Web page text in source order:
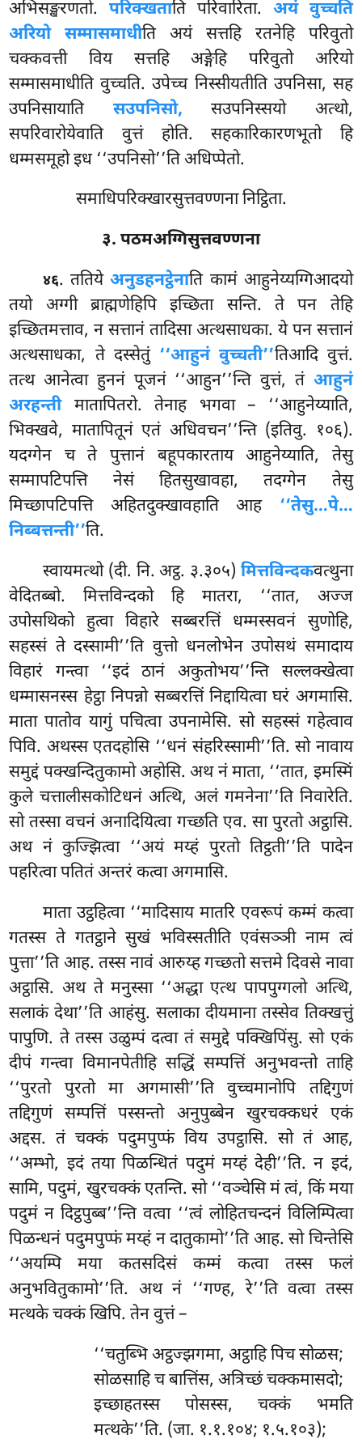
अभिसङ्खरणतो.परिक्खताति परिवारिता. अयं वुच्चति
अरियो सम्मासमाधीति अयं सत्तहि रतनेहि परिवुतो
चक्कवत्ती विय सत्तहि अङ्गेहि परिवुतो अरियो
सम्मासमाधीति वुच्चति. उपेच्च निस्सीयतीति उपनिसा, सह
उपनिसायाति सउपनिसो, सउपनिस्सयो अत्थो,
सपरिवारोयेवाति वुत्तं होति. सहकारिकारणभूतो हि
धम्मसमूहो इध ‘‘उपनिसो’’ति अधिप्पेतो.
समाधिपरिक्खारसुत्तवण्णना निट्ठिता.
३. पठमअग्गिसुत्तवण्णना
४६. ततियेअनुडहनट्ठेनाति कामं आहुनेय्यग्गिआदयो
तयो अग्गी ब्राह्मणेहिपि इच्छिता सन्ति. ते पन तेहि
इच्छितमत्ताव, न सत्तानं तादिसा अत्थसाधका. ये पन सत्तानं
अत्थसाधका, ते दस्सेतुं ‘‘आहुनं वुच्चती’’तिआदि वुत्तं.
तत्थ आनेत्वा हुननं पूजनं ‘‘आहुन’’न्ति वुत्तं, तं आहुनं
अरहन्तीमातापितरो. तेनाह भगवा – ‘‘आहुनेय्याति,
भिक्खवे, मातापितूनं एतं अधिवचन’’न्ति (इतिवु. १०६).
यदग्गेन च ते पुत्तानं बहूपकारतायआहुनेय्याति, तेसु
सम्मापटिपत्ति नेसं हितसुखावहा, तदग्गेन तेसु
मिच्छापटिपत्ति अहितदुक्खावहाति आह ‘‘तेसु…पे…
निब्बत्तन्ती’’ति.
स्वायमत्थो (दी. नि. अट्ठ. ३.३०५) मित्तविन्दकवत्थुना
वेदितब्बो. मित्तविन्दको हि मातरा, ‘‘तात, अज्ज
उपोसथिको हुत्वा विहारे सब्बरत्तिं धम्मस्सवनं सुणोहि,
सहस्सं ते दस्सामी’’ति वुत्तो धनलोभेन उपोसथं समादाय
विहारं गन्त्वा ‘‘इदं ठानं अकुतोभय’’न्ति सल्लक्खेत्वा
धम्मासनस्स हेट्ठा निपन्नो सब्बरत्तिं निद्दायित्वा घरं अगमासि.
माता पातोव यागुं पचित्वा उपनामेसि. सो सहस्सं गहेत्वाव
पिवि. अथस्स एतदहोसि ‘‘धनं संहरिस्सामी’’ति. सो नावाय
समुद्दं पक्खन्दितुकामो अहोसि. अथ नं माता, ‘‘तात, इमस्मिं
कुले चत्तालीसकोटिधनं अत्थि, अलं गमनेना’’ति निवारेति.
सो तस्सा वचनं अनादियित्वा गच्छति एव. सा पुरतो अट्ठासि.
अथ नं कुज्झित्वा ‘‘अयं मय्हं पुरतो तिट्ठती’’ति पादेन
पहरित्वा पतितं अन्तरं कत्वा अगमासि.
माता उट्ठहित्वा ‘‘मादिसाय मातरि एवरूपं कम्मं कत्वा
गतस्स ते गतट्ठाने सुखं भविस्सतीति एवंसञ्ञी नाम त्वं
पुत्ता’’ति आह. तस्स नावं आरुय्ह गच्छतो सत्तमे दिवसे नावा
अट्ठासि. अथ ते मनुस्सा ‘‘अद्धा एत्थ पापपुग्गलो अत्थि,
सलाकं देथा’’ति आहंसु. सलाका दीयमाना तस्सेव तिक्खत्तुं
पापुणि. ते तस्स उळुम्पं दत्वा तं समुद्दे पक्खिपिंसु. सो एकं
दीपं गन्त्वा विमानपेतीहि सद्धिं सम्पत्तिं अनुभवन्तो ताहि
‘‘पुरतो पुरतो मा अगमासी’’ति वुच्चमानोपि तद्दिगुणं
तद्दिगुणं सम्पत्तिं पस्सन्तो अनुपुब्बेन खुरचक्कधरं एकं
अद्दस. तं चक्कं पदुमपुप्फं विय उपट्ठासि. सो तं आह,
‘‘अम्भो, इदं तया पिळन्धितं पदुमं मय्हं देही’’ति. न इदं,
सामि, पदुमं, खुरचक्कं एतन्ति. सो ‘‘वञ्चेसि मं त्वं, किं मया
पदुमं न दिट्ठपुब्ब’’न्ति वत्वा ‘‘त्वं लोहितचन्दनं विलिम्पित्वा
पिळन्धनं पदुमपुप्फं मय्हं न दातुकामो’’ति आह. सो चिन्तेसि
‘‘अयम्पि मया कतसदिसं कम्मं कत्वा तस्स फलं
अनुभवितुकामो’’ति. अथ नं ‘‘गण्ह, रे’’ति वत्वा तस्स
मत्थके चक्कं खिपि. तेन वुत्तं –
‘‘चतुब्भि अट्ठज्झगमा, अट्ठाहि पिच सोळस;
सोळसाहि च बात्तिंस, अत्रिच्छं चक्कमासदो;
इच्छाहतस्स पोसस्स, चक्कं भमति
मत्थके’’ति. (जा. १.१.१०४; १.५.१०३);